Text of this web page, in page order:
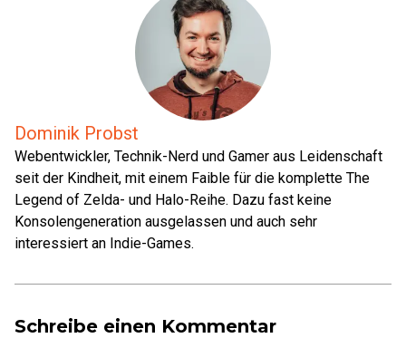
Dominik Probst
Webentwickler, Technik-Nerd und Gamer aus Leidenschaft
seit der Kindheit, mit einem Faible für die komplette The
Legend of Zelda- und Halo-Reihe. Dazu fast keine
Konsolengeneration ausgelassen und auch sehr
interessiert an Indie-Games.
Schreibe einen Kommentar